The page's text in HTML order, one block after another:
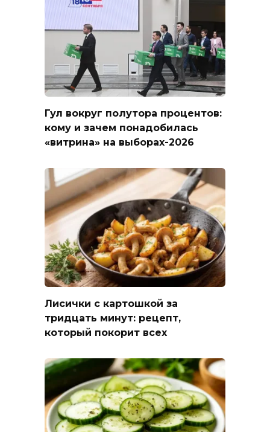
Гул вокруг полутора процентов:
кому и зачем понадобилась
«витрина» на выборах-2026
Лисички с картошкой за
тридцать минут: рецепт,
который покорит всех